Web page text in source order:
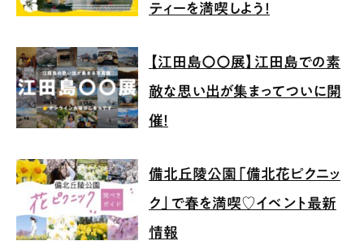
ティーを満喫しよう！
【江田島〇〇展】江田島での素
敵な思い出が集まってついに開
催！
備北丘陵公園「備北花ピクニッ
ク」で春を満喫♡イベント最新
情報